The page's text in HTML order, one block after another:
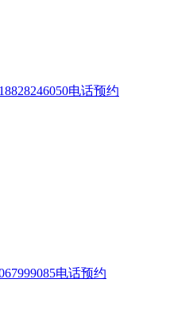
电话预约
电话预约